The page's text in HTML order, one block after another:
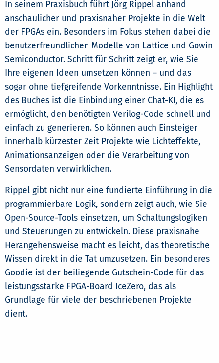
In seinem Praxisbuch führt Jörg Rippel anhand
anschaulicher und praxisnaher Projekte in die Welt
der FPGAs ein. Besonders im Fokus stehen dabei die
benutzerfreundlichen Modelle von Lattice und Gowin
Semiconductor. Schritt für Schritt zeigt er, wie Sie
Ihre eigenen Ideen umsetzen können – und das
sogar ohne tiefgreifende Vorkenntnisse. Ein Highlight
des Buches ist die Einbindung einer Chat-KI, die es
ermöglicht, den benötigten Verilog-Code schnell und
einfach zu generieren. So können auch Einsteiger
innerhalb kürzester Zeit Projekte wie Lichteffekte,
Animationsanzeigen oder die Verarbeitung von
Sensordaten verwirklichen.
Rippel gibt nicht nur eine fundierte Einführung in die
programmierbare Logik, sondern zeigt auch, wie Sie
Open-Source-Tools einsetzen, um Schaltungslogiken
und Steuerungen zu entwickeln. Diese praxisnahe
Herangehensweise macht es leicht, das theoretische
Wissen direkt in die Tat umzusetzen. Ein besonderes
Goodie ist der beiliegende Gutschein-Code für das
leistungsstarke FPGA-Board IceZero, das als
Grundlage für viele der beschriebenen Projekte
dient.